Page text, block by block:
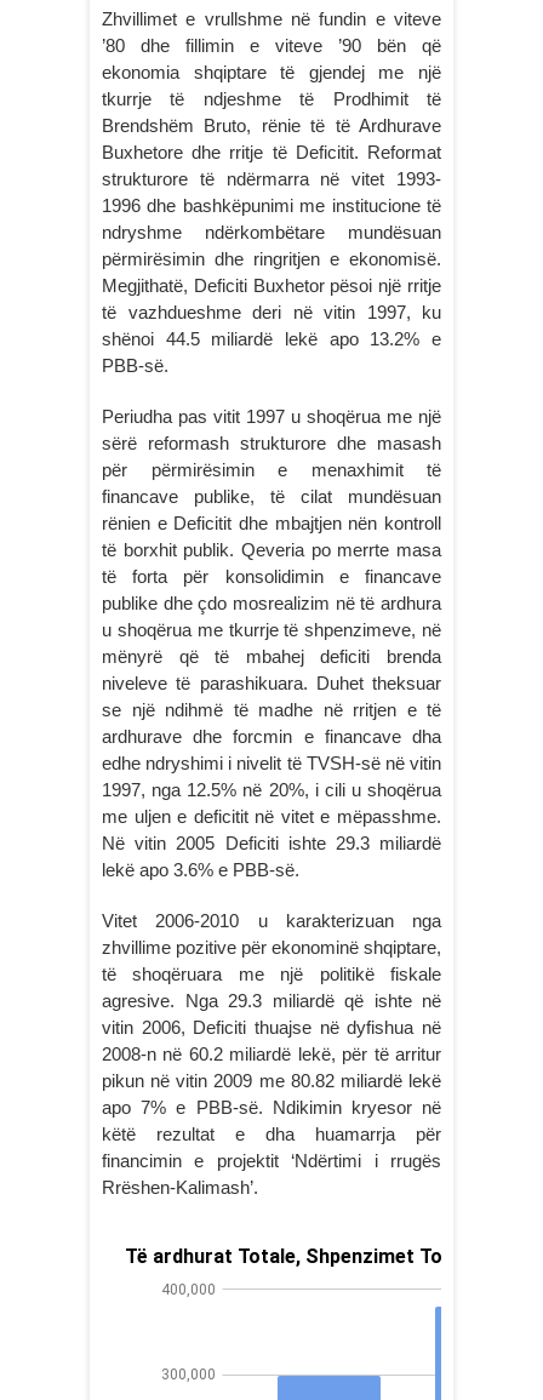
Zhvillimet e vrullshme në fundin e viteve
’80 dhe fillimin e viteve ’90 bën që
ekonomia shqiptare të gjendej me një
tkurrje të ndjeshme të Prodhimit të
Brendshëm Bruto, rënie të të Ardhurave
Buxhetore dhe rritje të Deficitit. Reformat
strukturore të ndërmarra në vitet 1993-
1996 dhe bashkëpunimi me institucione të
ndryshme ndërkombëtare mundësuan
përmirësimin dhe ringritjen e ekonomisë.
Megjithatë, Deficiti Buxhetor pësoi një rritje
të vazhdueshme deri në vitin 1997, ku
shënoi 44.5 miliardë lekë apo 13.2% e
PBB-së.
Periudha pas vitit 1997 u shoqërua me një
sërë reformash strukturore dhe masash
për përmirësimin e menaxhimit të
financave publike, të cilat mundësuan
rënien e Deficitit dhe mbajtjen nën kontroll
të borxhit publik. Qeveria po merrte masa
të forta për konsolidimin e financave
publike dhe çdo mosrealizim në të ardhura
u shoqërua me tkurrje të shpenzimeve, në
mënyrë që të mbahej deficiti brenda
niveleve të parashikuara. Duhet theksuar
se një ndihmë të madhe në rritjen e të
ardhurave dhe forcmin e financave dha
edhe ndryshimi i nivelit të TVSH-së në vitin
1997, nga 12.5% në 20%, i cili u shoqërua
me uljen e deficitit në vitet e mëpasshme.
Në vitin 2005 Deficiti ishte 29.3 miliardë
lekë apo 3.6% e PBB-së.
Vitet 2006-2010 u karakterizuan nga
zhvillime pozitive për ekonominë shqiptare,
të shoqëruara me një politikë fiskale
agresive. Nga 29.3 miliardë që ishte në
vitin 2006, Deficiti thuajse në dyfishua në
2008-n në 60.2 miliardë lekë, për të arritur
pikun në vitin 2009 me 80.82 miliardë lekë
apo 7% e PBB-së. Ndikimin kryesor në
këtë rezultat e dha huamarrja për
financimin e projektit ‘Ndërtimi i rrugës
Rrëshen-Kalimash’.